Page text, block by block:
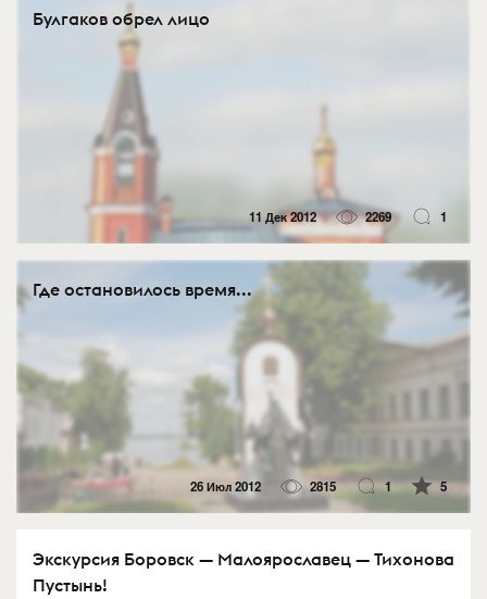
Булгаков обрел лицо
11 Дек 2012 2269 1
Где остановилось время...
26 Июл 2012 2815 1 5
Экскурсия Боровск — Малоярославец — Тихонова
Пустынь!